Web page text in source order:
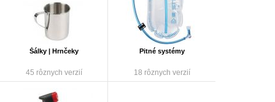
Šálky | Hrnčeky
45 rôznych verzií
Pitné systémy
18 rôznych verzií